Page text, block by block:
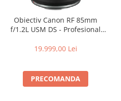
Obiectiv Canon RF 85mm
f/1.2L USM DS - Profesional
L
19.999,00 Lei
PRECOMANDA